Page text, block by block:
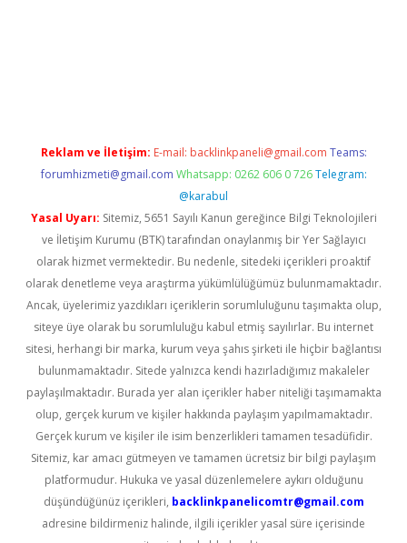
Reklam ve İletişim: E-mail: backlinkpaneli@gmail.com Teams:
forumhizmeti@gmail.com Whatsapp: 0262 606 0 726 Telegram:
@karabul
Yasal Uyarı: Sitemiz, 5651 Sayılı Kanun gereğince Bilgi Teknolojileri
ve İletişim Kurumu (BTK) tarafından onaylanmış bir Yer Sağlayıcı
olarak hizmet vermektedir. Bu nedenle, sitedeki içerikleri proaktif
olarak denetleme veya araştırma yükümlülüğümüz bulunmamaktadır.
Ancak, üyelerimiz yazdıkları içeriklerin sorumluluğunu taşımakta olup,
siteye üye olarak bu sorumluluğu kabul etmiş sayılırlar. Bu internet
sitesi, herhangi bir marka, kurum veya şahıs şirketi ile hiçbir bağlantısı
bulunmamaktadır. Sitede yalnızca kendi hazırladığımız makaleler
paylaşılmaktadır. Burada yer alan içerikler haber niteliği taşımamakta
olup, gerçek kurum ve kişiler hakkında paylaşım yapılmamaktadır.
Gerçek kurum ve kişiler ile isim benzerlikleri tamamen tesadüfidir.
Sitemiz, kar amacı gütmeyen ve tamamen ücretsiz bir bilgi paylaşım
platformudur. Hukuka ve yasal düzenlemelere aykırı olduğunu
düşündüğünüz içerikleri, backlinkpanelicomtr@gmail.com
adresine bildirmeniz halinde, ilgili içerikler yasal süre içerisinde